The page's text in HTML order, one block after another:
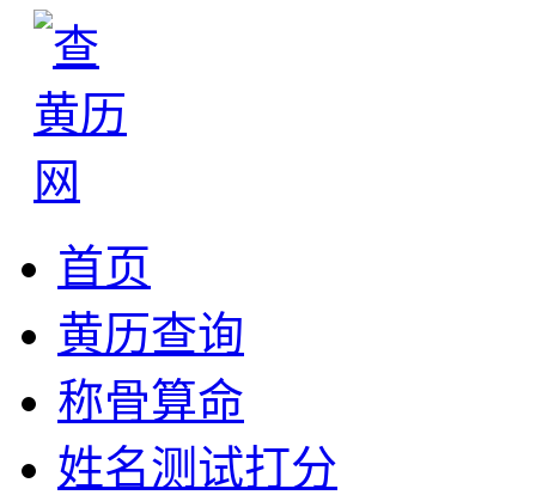
首页
黄历查询
称骨算命
姓名测试打分